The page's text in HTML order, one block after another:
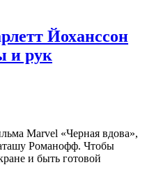
Йоханссон
и рук
Marvel «Черная вдова»,
Романофф. Чтобы
и быть готовой